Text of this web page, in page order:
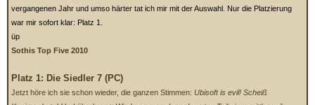
vergangenen Jahr und umso härter tat ich mir mit der Auswahl. Nur die Platzierung
war mir sofort klar: Platz 1.
üp
Sothis Top Five 2010
Platz 1: Die Siedler 7 (PC)
Jetzt höre ich sie schon wieder, die ganzen Stimmen: Ubisoft is evil! Scheiß